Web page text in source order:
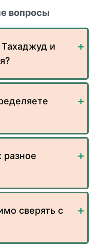
вопросы
и
разное
сверять с